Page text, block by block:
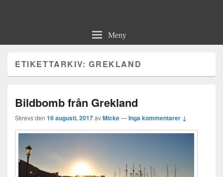
Meny
ETIKETTARKIV:GREKLAND
Bildbomb från Grekland
Skrevs den 16 augusti, 2017avMicke—Inga kommentarer ↓